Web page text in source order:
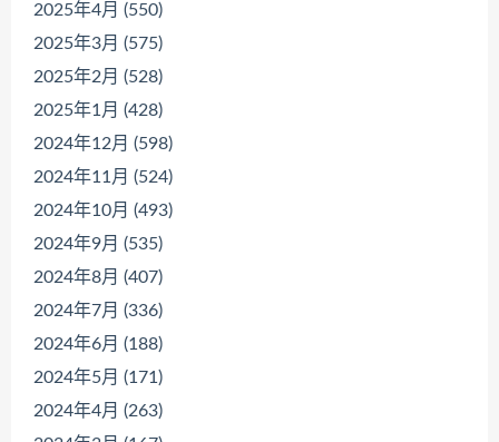
2025年4月 (550)
2025年3月 (575)
2025年2月 (528)
2025年1月 (428)
2024年12月 (598)
2024年11月 (524)
2024年10月 (493)
2024年9月 (535)
2024年8月 (407)
2024年7月 (336)
2024年6月 (188)
2024年5月 (171)
2024年4月 (263)